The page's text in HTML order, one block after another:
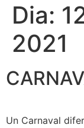
Dia:
2021
Un Carnaval